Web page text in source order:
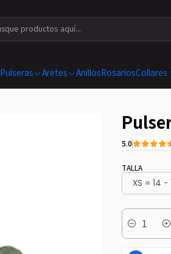
Pulseras Aretes AnillosRosariosCollares
5.0
TALLA
XS = 14 -
Cantidad